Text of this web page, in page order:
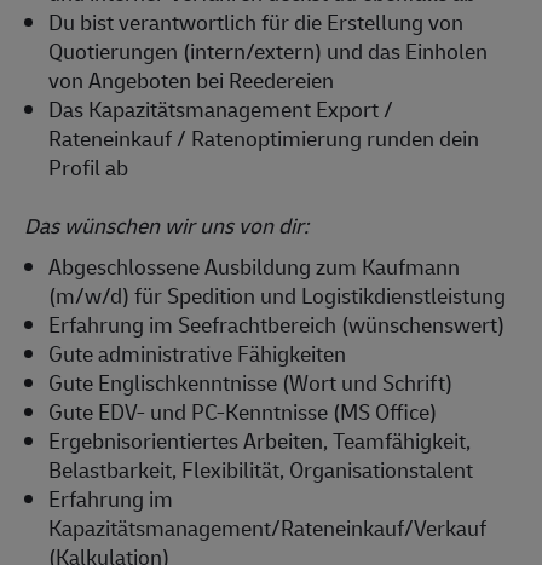
Du bist verantwortlich für die Erstellung von
Quotierungen (intern/extern) und das Einholen
von Angeboten bei Reedereien
Das Kapazitätsmanagement Export /
Rateneinkauf / Ratenoptimierung runden dein
Profil ab
Das wünschen wir uns von dir:
Abgeschlossene Ausbildung zum Kaufmann
(m/w/d) für Spedition und Logistikdienstleistung
Erfahrung im Seefrachtbereich (wünschenswert)
Gute administrative Fähigkeiten
Gute Englischkenntnisse (Wort und Schrift)
Gute EDV- und PC-Kenntnisse (MS Office)
Ergebnisorientiertes Arbeiten, Teamfähigkeit,
Belastbarkeit, Flexibilität, Organisationstalent
Erfahrung im
Kapazitätsmanagement/Rateneinkauf/Verkauf
(Kalkulation)